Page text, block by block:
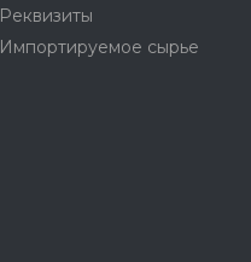
Реквизиты
Импортируемое сырье